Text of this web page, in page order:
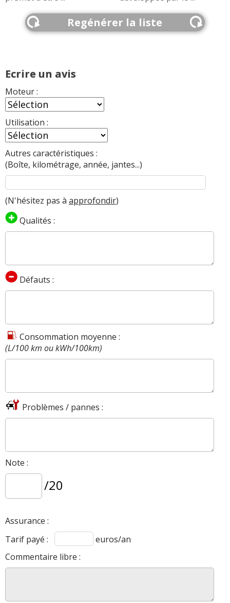
Regénérer la liste
Ecrire un avis
Moteur :
Utilisation :
Autres caractéristiques :
(Boîte, kilométrage, année, jantes...)
(N'hésitez pas à approfondir)
Qualités :
Défauts :
Consommation moyenne :
(L/100 km ou kWh/100km)
Problèmes / pannes :
Note :
/20
Assurance :
Tarif payé :
euros/an
Commentaire libre :